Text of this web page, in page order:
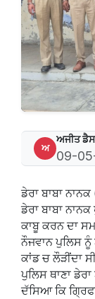
ਅ
ਅਜੀਤ
09-
ਡੇਰਾ ਬਾਬਾ
ਡੇਰਾ ਬਾਬਾ
ਕਾਬੂ ਕਰਨ ਦਾ
ਨੌਜਵਾਨ ਪੁਲਿਸ ਨੂੰ
ਕਾਂਡ ਚ ਲੌੜੀਂਦਾ
ਪੁਲਿਸ ਥਾਣਾ
ਦੱਸਿਆ ਕਿ